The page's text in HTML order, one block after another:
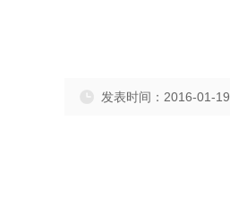
发表时间：2016-01-19